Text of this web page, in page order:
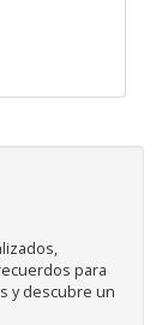
para
y descubre un